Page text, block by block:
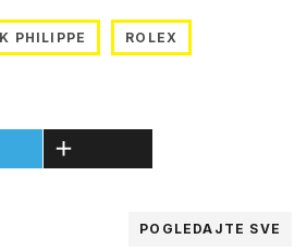
PHILIPPE ROLEX
POGLEDAJTE SVE